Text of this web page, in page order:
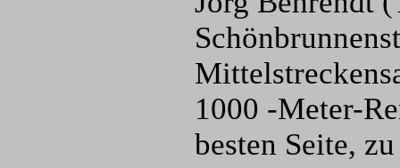
1000 -Meter-
besten Seite,